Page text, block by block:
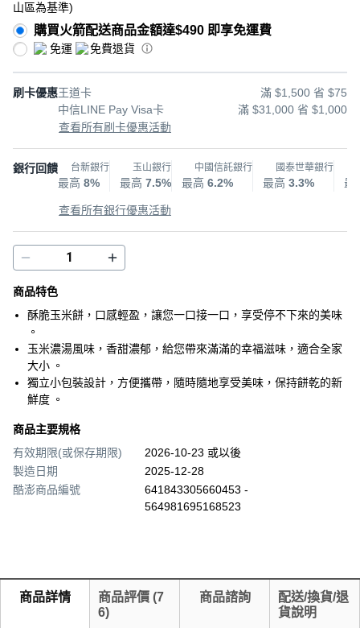
山區為基準)
購買火箭配送商品金額達$490 即享免運費
免運 免費退貨
刷卡優惠王道卡
滿 $1,500 省 $75
中信LINE Pay Visa卡
滿 $31,000 省 $1,000
查看所有刷卡優惠活動
銀行回饋 台新銀行
最高 8%
玉山銀行
最高 7.5%
中國信託銀行
最高 6.2%
國泰世華銀行
最高 3.3% 最
查看所有銀行優惠活動
商品特色
酥脆玉米餅，口感輕盈，讓您一口接一口，享受停不下來的美味
。
玉米濃湯風味，香甜濃郁，給您帶來滿滿的幸福滋味，適合全家
大小 。
獨立小包裝設計，方便攜帶，隨時隨地享受美味，保持餅乾的新
鮮度 。
商品主要規格
有效期限(或保存期限)
2026-10-23 或以後
製造日期
2025-12-28
酷澎商品編號
641843305660453 -
564981695168523
商品詳情 商品評價 (7
6)
商品諮詢
配送/換貨/退
貨說明